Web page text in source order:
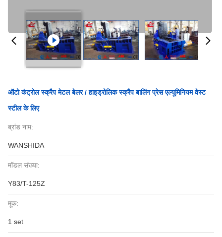
ऑटो कंट्रोल स्क्रैप मेटल बेलर / हाइड्रोलिक स्क्रैप बालिंग प्रेस एल्यूमिनियम वेस्ट
स्टील के लिए
ब्रांड नाम:
WANSHIDA
मॉडल संख्या:
Y83/T-125Z
मूक:
1 set